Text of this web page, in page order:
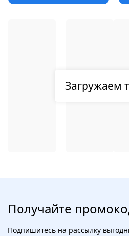
Загружаем
Получайте
Подпишитесь на рассылку